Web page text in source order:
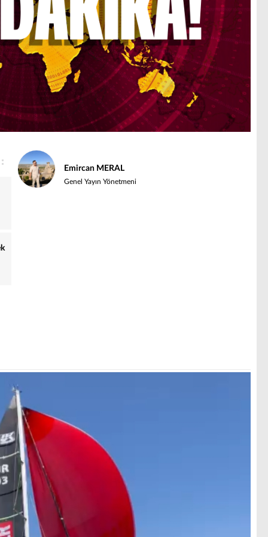
Emircan MERAL
Genel Yayın Yönetmeni